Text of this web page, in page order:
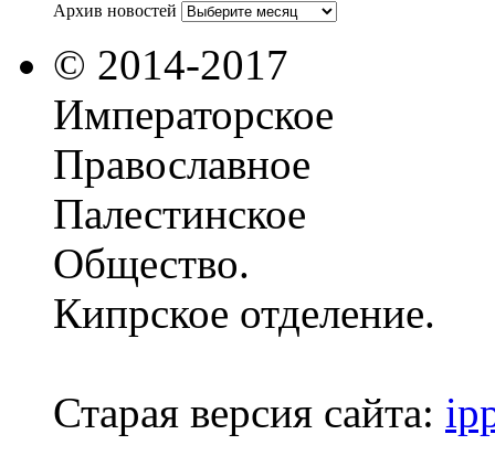
Архив новостей
© 2014-2017
Императорское
Православное
Палестинское
Общество.
Кипрское отделение.
Старая версия сайта: